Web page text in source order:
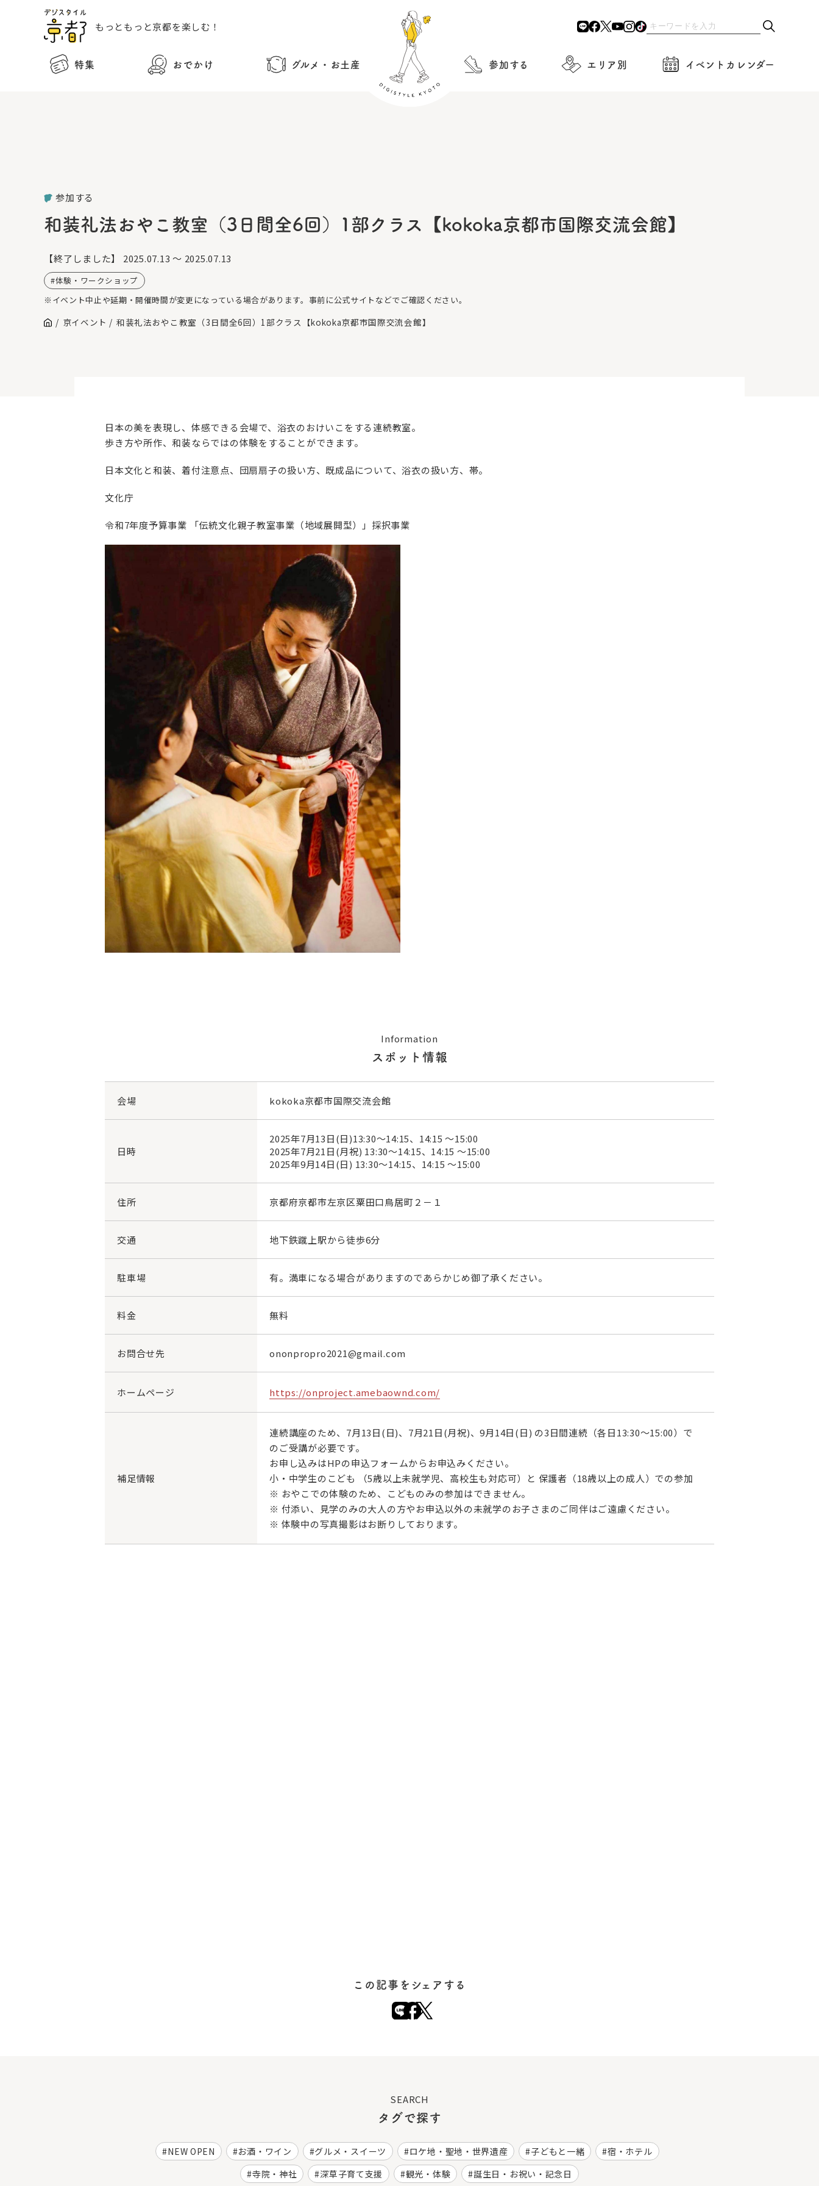
もっともっと京都を楽しむ！
特集 おでかけ グルメ・お土産 参加する エリア別 イベントカレンダー
参加する
和装礼法おやこ教室（3日間全6回）1部クラス【kokoka京都市国際交流会館】
【終了しました】 2025.07.13 ～ 2025.07.13
体験・ワークショップ
※イベント中止や延期・開催時間が変更になっている場合があります。事前に公式サイトなどでご確認ください。
京イベント 和装礼法おやこ教室（3日間全6回）1部クラス【kokoka京都市国際交流会館】
日本の美を表現し、体感できる会場で、浴衣のおけいこをする連続教室。
歩き方や所作、和装ならではの体験をすることができます。
日本文化と和装、着付注意点、団扇扇子の扱い方、既成品について、浴衣の扱い方、帯。
文化庁
令和7年度予算事業 「伝統文化親子教室事業（地域展開型）」採択事業
Information
スポット情報
会場 kokoka京都市国際交流会館
日時
2025年7月13日(日)13:30～14:15、14:15 ～15:00
2025年7月21日(月祝) 13:30～14:15、14:15 ～15:00
2025年9月14日(日) 13:30～14:15、14:15 ～15:00
住所 京都府京都市左京区粟田口鳥居町２－１
交通 地下鉄蹴上駅から徒歩6分
駐車場 有。満車になる場合がありますのであらかじめ御了承ください。
料金 無料
お問合せ先 ononpropro2021@gmail.com
ホームページ https://onproject.amebaownd.com/
補足情報
連続講座のため、7月13日(日)、7月21日(月祝)、9月14日(日) の3日間連続（各日13:30～15:00）で
のご受講が必要です。
お申し込みはHPの申込フォームからお申込みください。
小・中学生のこども （5歳以上未就学児、高校生も対応可）と 保護者（18歳以上の成人）での参加
※ おやこでの体験のため、こどものみの参加はできません。
※ 付添い、見学のみの大人の方やお申込以外の未就学のお子さまのご同伴はご遠慮ください。
※ 体験中の写真撮影はお断りしております。
この記事をシェアする
SEARCH
タグで探す
NEW OPEN お酒・ワイン グルメ・スイーツ ロケ地・聖地・世界遺産 子どもと一緒
宿・ホテル
寺院・神社
深草子育て支援 観光・体験 誕生日・お祝い・記念日